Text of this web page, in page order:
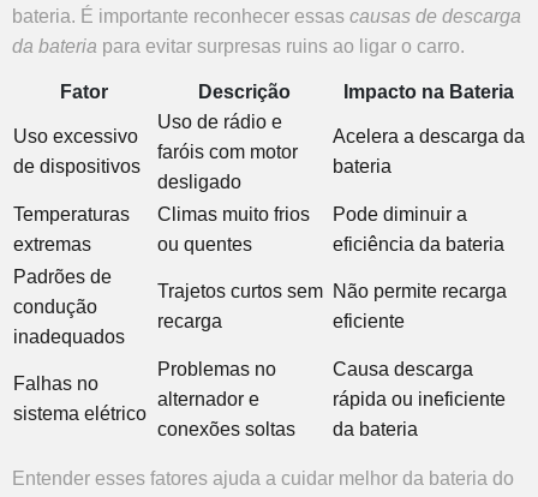
bateria. É importante reconhecer essas causas de descarga
da bateria para evitar surpresas ruins ao ligar o carro.
Fator Descrição Impacto na Bateria
Uso excessivo
de dispositivos
Uso de rádio e
faróis com motor
desligado
Acelera a descarga da
bateria
Temperaturas
extremas
Climas muito frios
ou quentes
Pode diminuir a
eficiência da bateria
Padrões de
condução
inadequados
Trajetos curtos sem
recarga
Não permite recarga
eficiente
Falhas no
sistema elétrico
Problemas no
alternador e
conexões soltas
Causa descarga
rápida ou ineficiente
da bateria
Entender esses fatores ajuda a cuidar melhor da bateria do